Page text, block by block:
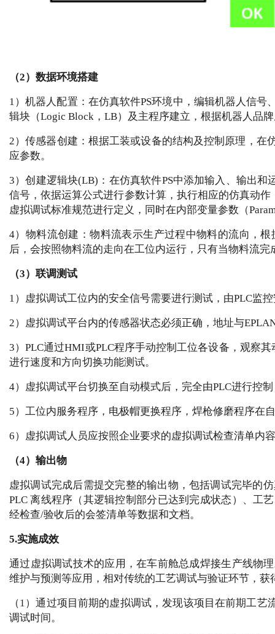
（2）数据环境搭建
1）机器人配置：在仿真软件PS环境中，编辑机器人信
辑块（Logic Block，LB）及主程序建立，根据机器人品
2）传感器创建：根据工装或设备的结构及控制原理，
应参数。
3）创建逻辑块(LB)：在仿真软件PS中添加输入、输出
信号，依据运算公式进行参数计算，执行相应的仿真动
虚拟调试标准规范进行定义，同时在内部变量参数（
4）物料流创建：物料流表示生产过程中物料的流向，
后，会按照物料流的走向在工位内运行，只有当物料流
（3）联调测试
1）虚拟调试工位内的安全信号需要进行测试，由PLC监
2）虚拟调试平台内的传感器状态必须正确，地址与
3）PLC通过HMI或PLC程序手动控制工位各设备，观察
进行速度和方向切换功能测试。
4）虚拟调试平台切换至自动模式后，完全由PLC进行控
5）工位内服务程序，电极帽更换程序，焊枪修磨程序在
6）虚拟调试人员应按照企业要求的虚拟调试检查清单内
（4）输出物
虚拟调试完成后需提交完整的输出物，包括调试完毕的
PLC 离线程序（其逻辑控制部分已达到完成状态）、工
经检查/验收后的会签清单等数据和文档。
5.实施成效
通过虚拟调试技术的应用，在车前舱总成焊接生产线物
维护与预测等应用，相对传统的工艺调试与验证环节，获
（1）通过项目前期的虚拟调试，发现该项目在前期工
调试时间。